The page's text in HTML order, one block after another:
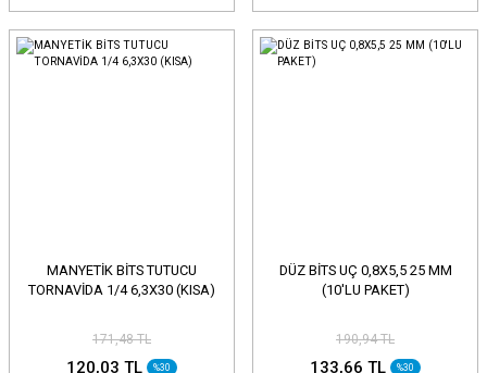
MANYETİK BİTS TUTUCU
TORNAVİDA 1/4 6,3X30 (KISA)
171,48 TL
120,03 TL %30
DÜZ BİTS UÇ 0,8X5,5 25 MM
(10'LU PAKET)
190,94 TL
133,66 TL %30